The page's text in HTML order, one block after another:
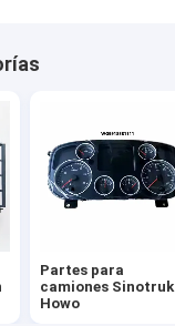
camión de Faw
de FOTON
Partes para
camiones Sinotruk
Howo